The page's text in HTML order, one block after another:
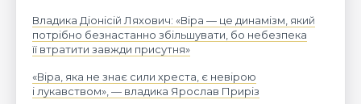
Владика Діонісій Ляхович: «Віра — це динамізм, який
потрібно безнастанно збільшувати, бо небезпека
її втратити завжди присутня»
«Віра, яка не знає сили хреста, є невірою
і лукавством», — владика Ярослав Приріз